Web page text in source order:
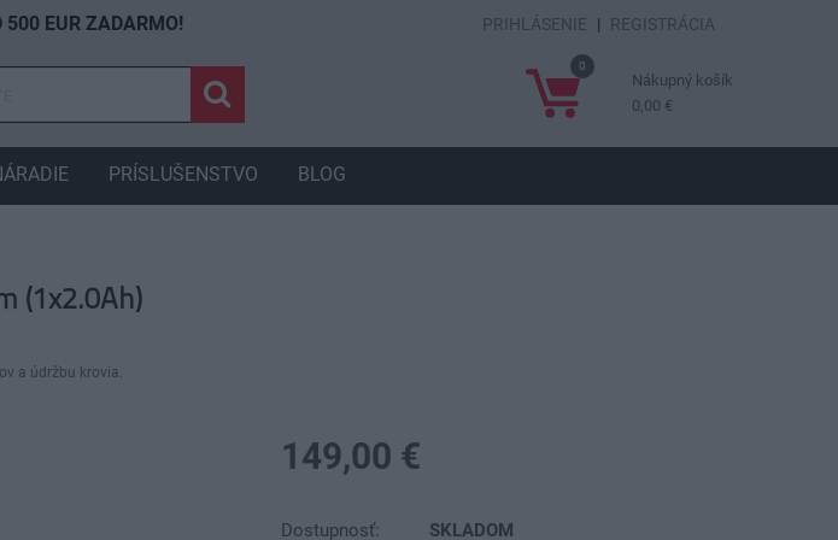
(1x2.0Ah)
a údržbu krovia.
149,00 €
Dostupnosť: SKLADOM
500 EUR ZADARMO! PRIHLÁSENIE | REGISTRÁCIA
0
Nákupný košík
0,00 €
PRÍSLUŠENSTVO BLOG